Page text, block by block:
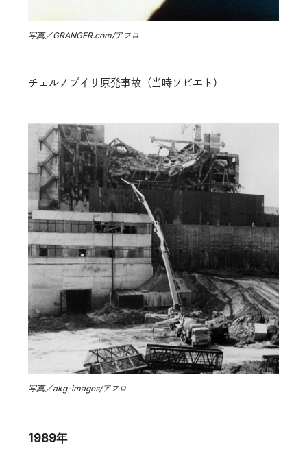
写真／GRANGER.com/アフロ
チェルノブイリ原発事故（当時ソビエト）
写真／akg-images/アフロ
1989年